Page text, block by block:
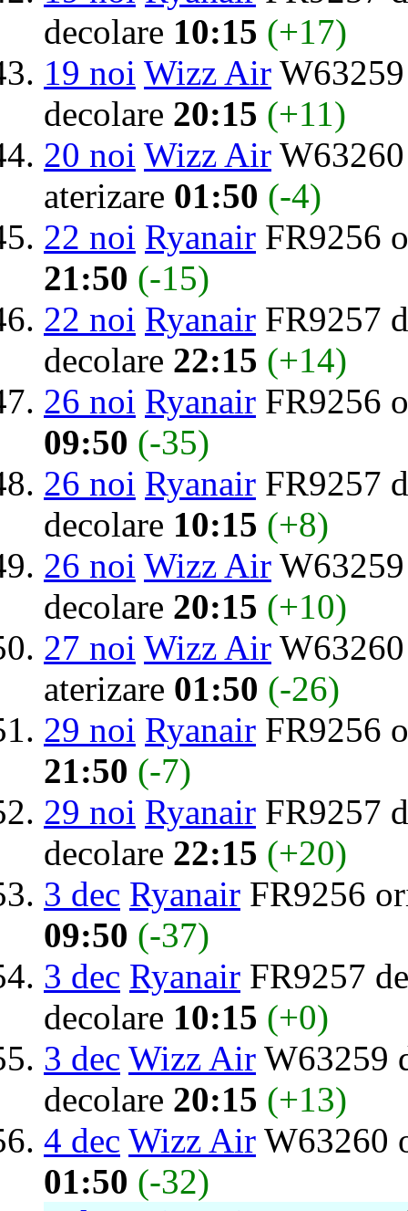
decolare 10:15 (+17)
19 noi Wizz Air
decolare 20:15 (+11)
20 noi Wizz Air
aterizare 01:50 (-4)
22 noi Ryanair FR9256
21:50 (-15)
22 noi Ryanair FR9257
decolare 22:15 (+14)
26 noi Ryanair FR9256
09:50 (-35)
26 noi Ryanair FR9257
decolare 10:15 (+8)
26 noi Wizz Air
decolare 20:15 (+10)
27 noi Wizz Air
aterizare 01:50 (-26)
29 noi Ryanair FR9256
21:50 (-7)
29 noi Ryanair FR9257
decolare 22:15 (+20)
3 dec Ryanair FR9256
09:50 (-37)
3 dec Ryanair FR9257
decolare 10:15 (+0)
3 dec Wizz Air W63259
decolare 20:15 (+13)
4 dec Wizz Air W63260
01:50 (-32)